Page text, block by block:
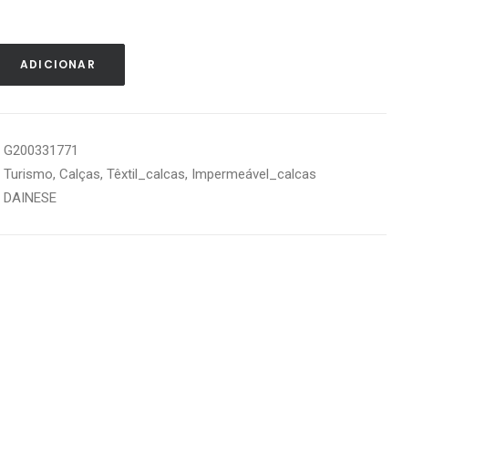
ADICIONAR
G200331771
Turismo, Calças, Têxtil_calcas, Impermeável_calcas
DAINESE